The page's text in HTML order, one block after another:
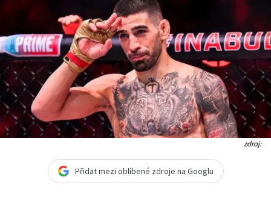
zdroj:
Přidat mezi oblíbené zdroje na Googlu